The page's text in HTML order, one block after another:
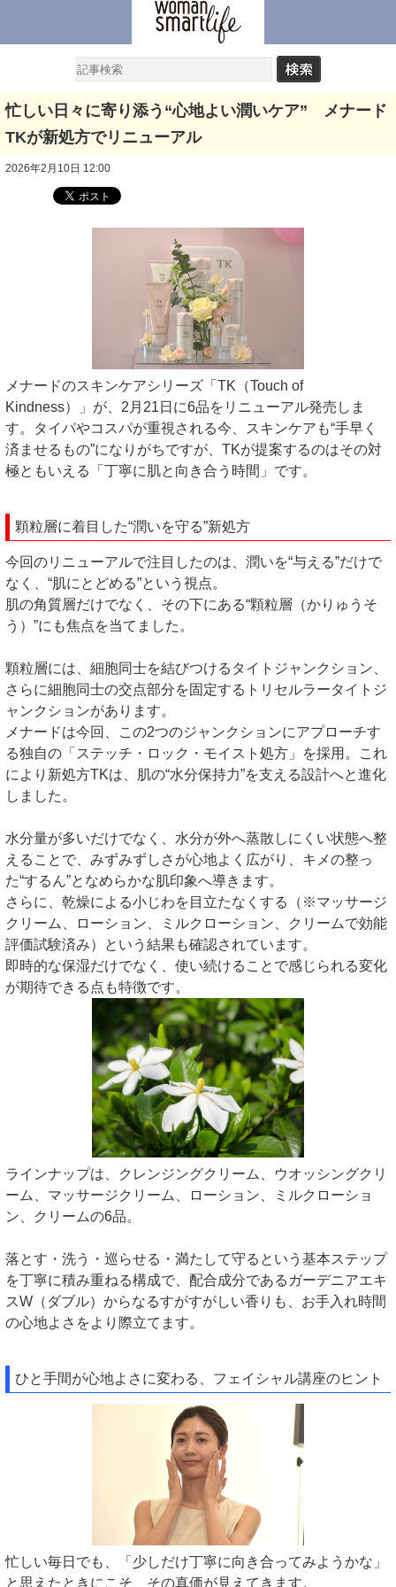
忙しい日々に寄り添う“心地よい潤いケア” メナード
TKが新処方でリニューアル
2026年2月10日 12:00
メナードのスキンケアシリーズ「TK（Touch of
Kindness）」が、2月21日に6品をリニューアル発売しま
す。タイパやコスパが重視される今、スキンケアも“手早く
済ませるもの”になりがちですが、TKが提案するのはその対
極ともいえる「丁寧に肌と向き合う時間」です。
顆粒層に着目した“潤いを守る”新処方
今回のリニューアルで注目したのは、潤いを“与える”だけで
なく、“肌にとどめる”という視点。
肌の角質層だけでなく、その下にある“顆粒層（かりゅうそ
う）”にも焦点を当てました。
顆粒層には、細胞同士を結びつけるタイトジャンクション、
さらに細胞同士の交点部分を固定するトリセルラータイトジ
ャンクションがあります。
メナードは今回、この2つのジャンクションにアプローチす
る独自の「ステッチ・ロック・モイスト処方」を採用。これ
により新処方TKは、肌の“水分保持力”を支える設計へと進化
しました。
水分量が多いだけでなく、水分が外へ蒸散しにくい状態へ整
えることで、みずみずしさが心地よく広がり、キメの整っ
た“するん”となめらかな肌印象へ導きます。
さらに、乾燥による小じわを目立たなくする（※マッサージ
クリーム、ローション、ミルクローション、クリームで効能
評価試験済み）という結果も確認されています。
即時的な保湿だけでなく、使い続けることで感じられる変化
が期待できる点も特徴です。
ラインナップは、クレンジングクリーム、ウオッシングクリ
ーム、マッサージクリーム、ローション、ミルクローショ
ン、クリームの6品。
落とす・洗う・巡らせる・満たして守るという基本ステップ
を丁寧に積み重ねる構成で、配合成分であるガーデニアエキ
スW（ダブル）からなるすがすがしい香りも、お手入れ時間
の心地よさをより際立てます。
ひと手間が心地よさに変わる、フェイシャル講座のヒント
忙しい毎日でも、「少しだけ丁寧に向き合ってみようかな」
と思えたときにこそ、その真価が見えてきます。